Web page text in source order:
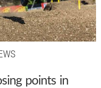
points in